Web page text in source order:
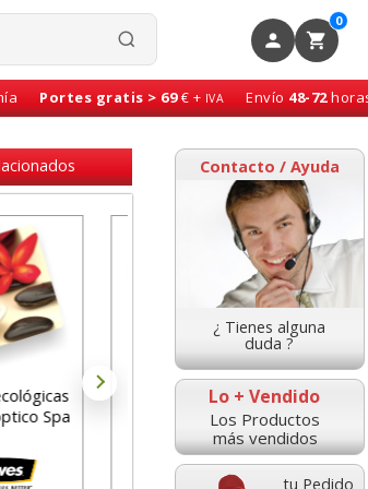
0
Portes gratis > 69€ + IVA Envío 48-72
Contacto / Ayuda
¿ Tienes alguna
duda ?
Lo + Vendido
Los Productos
más vendidos
tu Pedido
Reposamuñecas
flexible para teclado
Fellowes I-Spire Negro